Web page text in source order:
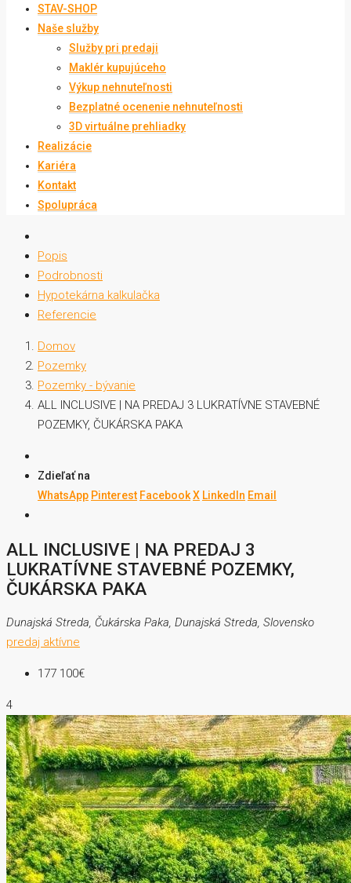
STAV-SHOP
Naše služby
Služby pri predaji
Maklér kupujúceho
Výkup nehnuteľnosti
Bezplatné ocenenie nehnuteľnosti
3D virtuálne prehliadky
Realizácie
Kariéra
Kontakt
Spolupráca
Popis
Podrobnosti
Hypotekárna kalkulačka
Referencie
Domov
Pozemky
Pozemky - bývanie
ALL INCLUSIVE | NA PREDAJ 3 LUKRATÍVNE STAVEBNÉ
POZEMKY, ČUKÁRSKA PAKA
Zdieľať na
WhatsApp Pinterest FacebookX LinkedIn Email
ALL INCLUSIVE | NA PREDAJ 3
LUKRATÍVNE STAVEBNÉ POZEMKY,
ČUKÁRSKA PAKA
Dunajská Streda, Čukárska Paka, Dunajská Streda, Slovensko
predaj aktívne
177 100€
4